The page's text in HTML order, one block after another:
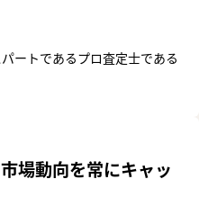
ートであるプロ査定士である
場動向を常にキャッ